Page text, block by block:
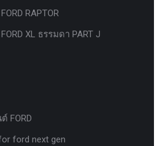
RAPTOR
XL ธรรมดา PART J
FORD
ford next gen